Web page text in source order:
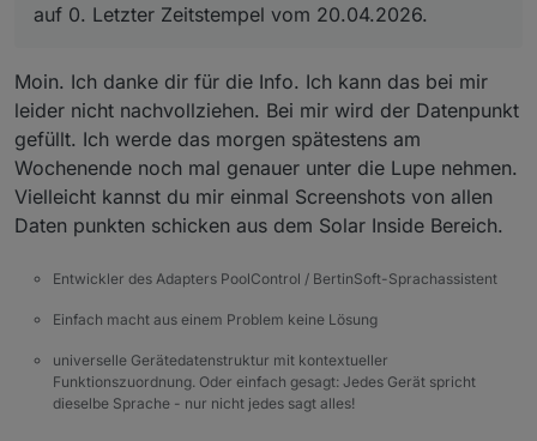
auf 0. Letzter Zeitstempel vom 20.04.2026.
Moin. Ich danke dir für die Info. Ich kann das bei mir
leider nicht nachvollziehen. Bei mir wird der Datenpunkt
gefüllt. Ich werde das morgen spätestens am
Wochenende noch mal genauer unter die Lupe nehmen.
Vielleicht kannst du mir einmal Screenshots von allen
Daten punkten schicken aus dem Solar Inside Bereich.
Entwickler des Adapters PoolControl / BertinSoft-Sprachassistent
Einfach macht aus einem Problem keine Lösung
universelle Gerätedatenstruktur mit kontextueller
Funktionszuordnung. Oder einfach gesagt: Jedes Gerät spricht
dieselbe Sprache - nur nicht jedes sagt alles!